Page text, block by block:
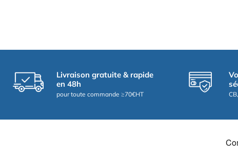
Livraison gratuite & rapide
en 48h
pour toute commande ≥70€HT